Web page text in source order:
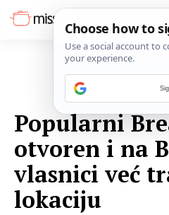
Popularni
otvoren i na
vlasnici već
lokaciju